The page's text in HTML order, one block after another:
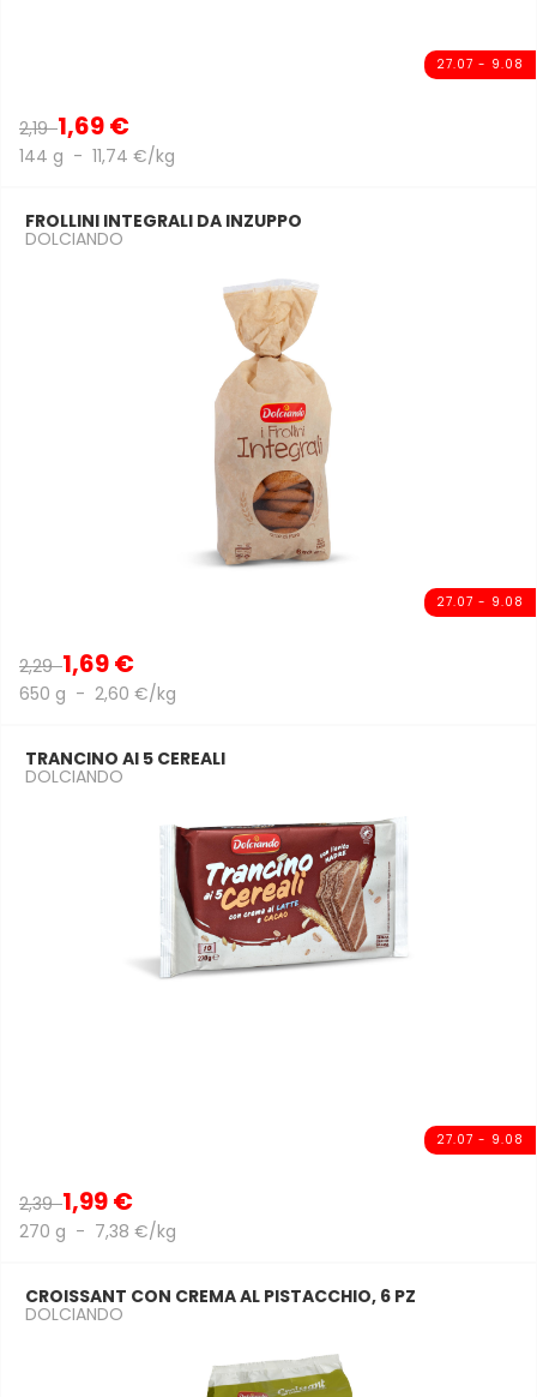
27.07 - 9.08
2,191,69 €
144 g - 11,74 €/kg
27.07 - 9.08
FROLLINI INTEGRALI DA INZUPPO
DOLCIANDO
2,291,69 €
650 g - 2,60 €/kg
27.07 - 9.08
TRANCINO AI 5 CEREALI
DOLCIANDO
2,391,99 €
270 g - 7,38 €/kg
CROISSANT CON CREMA AL PISTACCHIO, 6 PZ
DOLCIANDO